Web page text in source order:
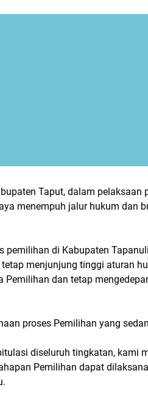
Taput, dalam pelaksaan
menempuh jalur hukum dan
pemilihan di Kabupaten
menjunjung tinggi aturan
Pemilihan dan tetap
proses Pemilihan yang
diseluruh tingkatan, kami
Pemilihan dapat